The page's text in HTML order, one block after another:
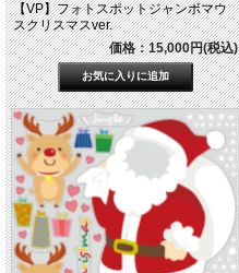
【VP】フォトスポットジャンボマウ
スクリスマスver.
価格：15,000円(税込)